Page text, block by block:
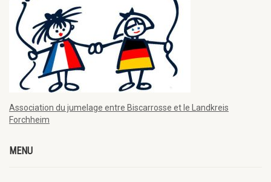
Association du jumelage entre Biscarrosse et le Landkreis
Forchheim
MENU